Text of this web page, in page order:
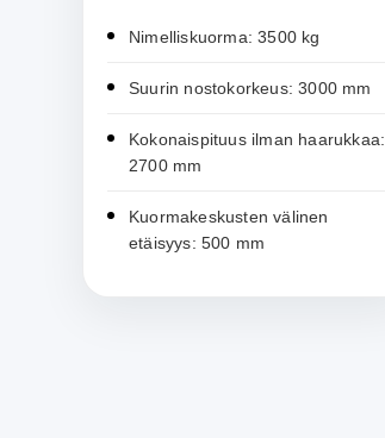
Nimelliskuorma: 3500 kg
Suurin nostokorkeus: 3000 mm
Kokonaispituus ilman haarukkaa:
2700 mm
Kuormakeskusten välinen
etäisyys: 500 mm